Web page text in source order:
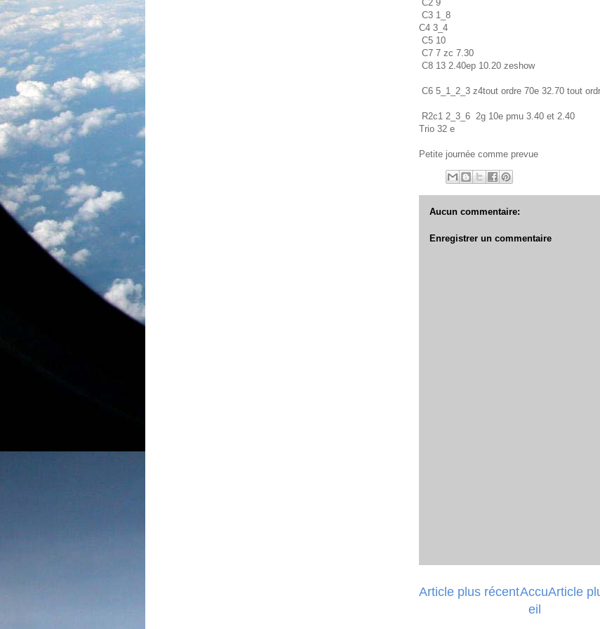
C2 9
C3 1_8
C4 3_4
C5 10
C7 7 zc 7.30
C8 13 2.40ep 10.20 zeshow
C6 5_1_2_3 z4tout ordre 70e 32.70 tout
R2c1 2_3_6 2g 10e pmu 3.40 et 2.40
Trio 32 e
Petite journée comme prevue
Aucun commentaire:
Enregistrer un commentaire
Article plus récent Article
Accu
eil